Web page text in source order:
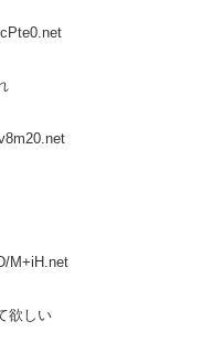
M+iH.net
欲しい